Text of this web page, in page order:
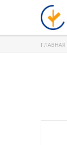
ГЛАВНАЯ